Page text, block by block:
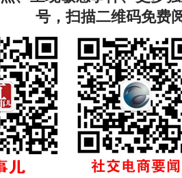
号，扫描二维码免费